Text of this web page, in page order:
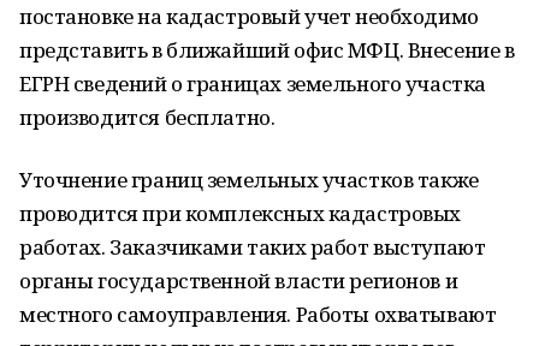
постановке на кадастровый учет необходимо
представить в ближайший офис МФЦ. Внесение в
ЕГРН сведений о границах земельного участка
производится бесплатно.
Уточнение границ земельных участков также
проводится при комплексных кадастровых
работах. Заказчиками таких работ выступают
органы государственной власти регионов и
местного самоуправления. Работы охватывают